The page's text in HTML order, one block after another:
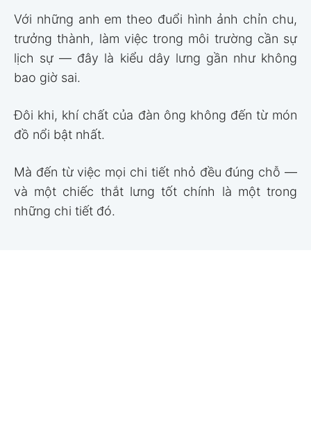
Với những anh em theo đuổi hình ảnh chỉn chu,
trưởng thành, làm việc trong môi trường cần sự
lịch sự — đây là kiểu dây lưng gần như không
bao giờ sai.
Đôi khi, khí chất của đàn ông không đến từ món
đồ nổi bật nhất.
Mà đến từ việc mọi chi tiết nhỏ đều đúng chỗ —
và một chiếc thắt lưng tốt chính là một trong
những chi tiết đó.